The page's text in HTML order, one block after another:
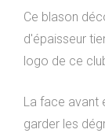
Ce blason
d'épaisseur
logo de ce
La face avant
garder les